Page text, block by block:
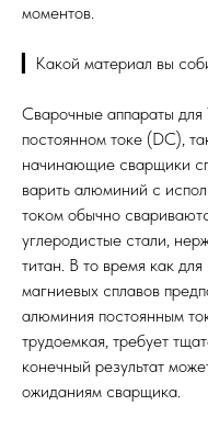
моментов.
▎Какой материал вы
Сварочные аппараты для
постоянном токе (DC),
начинающие сварщики
варить алюминий с
током обычно
углеродистые стали,
титан. В то время как
магниевых сплавов
алюминия постоянным
трудоемкая, требует
конечный результат
ожиданиям сварщика.